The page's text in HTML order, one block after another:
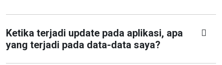
Ketika terjadi update pada aplikasi, apa
yang terjadi pada data-data saya?